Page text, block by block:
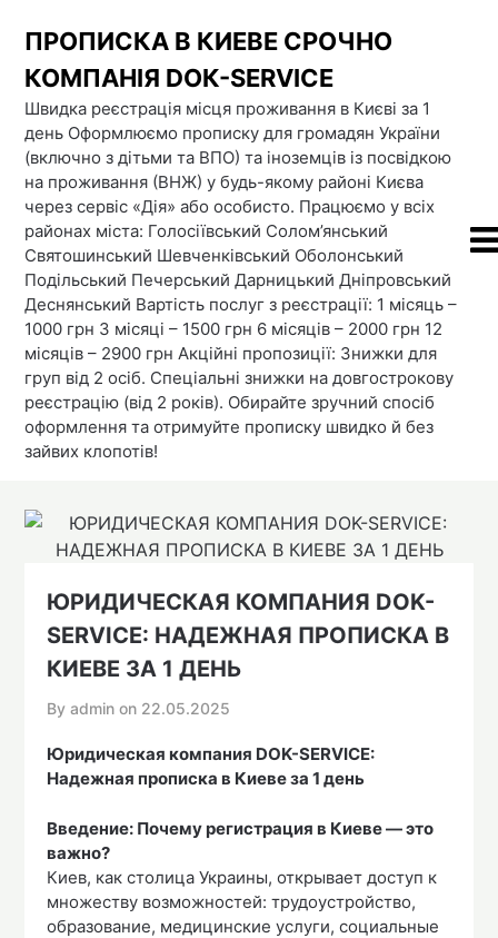
content
ПРОПИСКА В КИЕВЕ СРОЧНО
КОМПАНІЯ DOК-SERVICE
Швидка реєстрація місця проживання в Києві за 1
день Оформлюємо прописку для громадян України
(включно з дітьми та ВПО) та іноземців із посвідкою
на проживання (ВНЖ) у будь-якому районі Києва
через сервіс «Дія» або особисто. Працюємо у всіх
районах міста: Голосіївський Солом’янський
Святошинський Шевченківський Оболонський
Подільський Печерський Дарницький Дніпровський
Деснянський Вартість послуг з реєстрації: 1 місяць –
1000 грн 3 місяці – 1500 грн 6 місяців – 2000 грн 12
місяців – 2900 грн Акційні пропозиції: Знижки для
груп від 2 осіб. Спеціальні знижки на довгострокову
реєстрацію (від 2 років). Обирайте зручний спосіб
оформлення та отримуйте прописку швидко й без
зайвих клопотів!
ЮРИДИЧЕСКАЯ КОМПАНИЯ DOK-
SERVICE: НАДЕЖНАЯ ПРОПИСКА В
КИЕВЕ ЗА 1 ДЕНЬ
By admin on 22.05.2025
Юридическая компания DOK-SERVICE:
Надежная прописка в Киеве за 1 день
Введение: Почему регистрация в Киеве — это
важно?
Киев, как столица Украины, открывает доступ к
множеству возможностей: трудоустройство,
образование, медицинские услуги, социальные